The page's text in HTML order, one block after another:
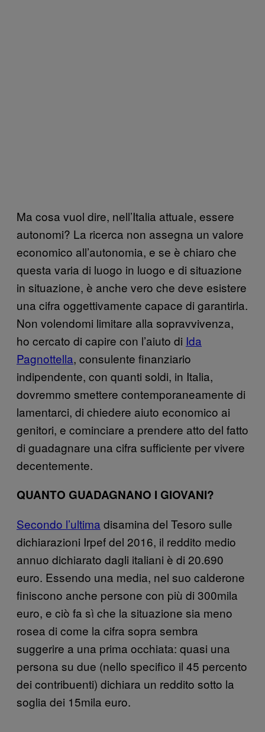
Ma cosa vuol dire, nell’Italia attuale, essere
autonomi? La ricerca non assegna un valore
economico all’autonomia, e se è chiaro che
questa varia di luogo in luogo e di situazione
in situazione, è anche vero che deve esistere
una cifra oggettivamente capace di garantirla.
Non volendomi limitare alla sopravvivenza,
ho cercato di capire con l’aiuto di Ida
Pagnottella, consulente finanziario
indipendente, con quanti soldi, in Italia,
dovremmo smettere contemporaneamente di
lamentarci, di chiedere aiuto economico ai
genitori, e cominciare a prendere atto del fatto
di guadagnare una cifra sufficiente per vivere
decentemente.
QUANTO GUADAGNANO I GIOVANI?
Secondo l’ultima disamina del Tesoro sulle
dichiarazioni Irpef del 2016, il reddito medio
annuo dichiarato dagli italiani è di 20.690
euro. Essendo una media, nel suo calderone
finiscono anche persone con più di 300mila
euro, e ciò fa sì che la situazione sia meno
rosea di come la cifra sopra sembra
suggerire a una prima occhiata: quasi una
persona su due (nello specifico il 45 percento
dei contribuenti) dichiara un reddito sotto la
soglia dei 15mila euro.